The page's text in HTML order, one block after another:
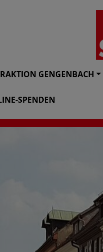
GENGENBACH
SPENDEN